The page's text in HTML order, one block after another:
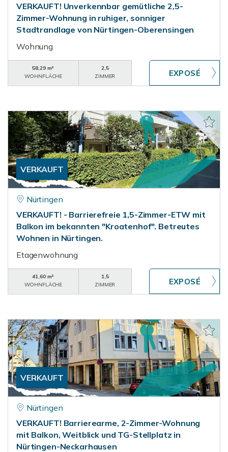
VERKAUFT! Unverkennbar gemütliche 2,5-
Zimmer-Wohnung in ruhiger, sonniger
Stadtrandlage von Nürtingen-Oberensingen
Wohnung
58,29 m²
WOHNFLÄCHE
2,5
ZIMMER
VERKAUFT
Nürtingen
VERKAUFT! - Barrierefreie 1,5-Zimmer-ETW mit
Balkon im bekannten "Kroatenhof". Betreutes
Wohnen in Nürtingen.
Etagenwohnung
41,60 m²
WOHNFLÄCHE
1,5
ZIMMER
VERKAUFT
Nürtingen
VERKAUFT! Barrierearme, 2-Zimmer-Wohnung
mit Balkon, Weitblick und TG-Stellplatz in
Nürtingen-Neckarhausen